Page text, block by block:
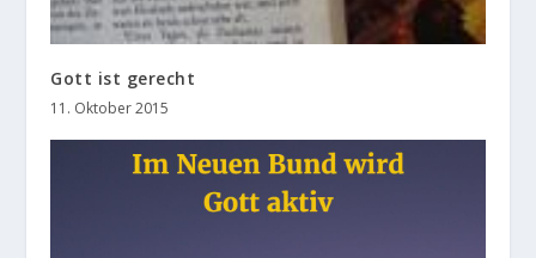
Gott ist gerecht
11. Oktober 2015